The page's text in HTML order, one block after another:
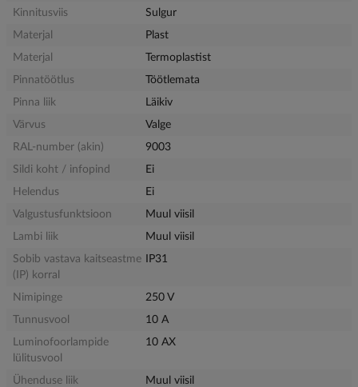
Kinnitusviis
Sulgur
Materjal
Plast
Materjal
Termoplastist
Pinnatöötlus
Töötlemata
Pinna liik
Läikiv
Värvus
Valge
RAL-number (akin)
9003
Sildi koht / infopind
Ei
Helendus
Ei
Valgustusfunktsioon
Muul viisil
Lambi liik
Muul viisil
Sobib vastava kaitseastme
(IP) korral
IP31
Nimipinge
250 V
Tunnusvool
10 A
Luminofoorlampide
lülitusvool
10 AX
Ühenduse liik
Muul viisil